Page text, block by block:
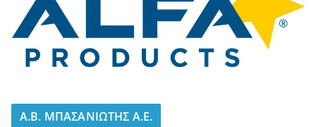
A.B. ΜΠΑΣΑΝΙΩΤΗΣ Α.Ε.